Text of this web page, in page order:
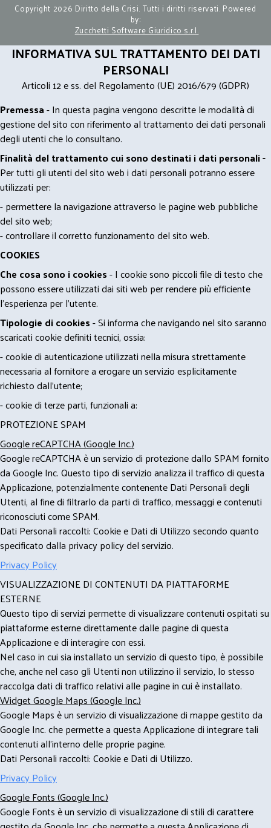
Copyright 2026 Diritto della Crisi. Tutti i diritti riservati. Powered
by:
Zucchetti Software Giuridico s.r.l.
INFORMATIVA SUL TRATTAMENTO DEI DATI
PERSONALI
Articoli 12 e ss. del Regolamento (UE) 2016/679 (GDPR)
Premessa- In questa pagina vengono descritte le modalità di
gestione del sito con riferimento al trattamento dei dati personali
degli utenti che lo consultano.
Finalità del trattamento cui sono destinati i dati personali -
Per tutti gli utenti del sito web i dati personali potranno essere
utilizzati per:
- permettere la navigazione attraverso le pagine web pubbliche
del sito web;
- controllare il corretto funzionamento del sito web.
COOKIES
Che cosa sono i cookies- I cookie sono piccoli file di testo che
possono essere utilizzati dai siti web per rendere più efficiente
l'esperienza per l'utente.
Tipologie di cookies- Si informa che navigando nel sito saranno
scaricati cookie definiti tecnici, ossia:
- cookie di autenticazione utilizzati nella misura strettamente
necessaria al fornitore a erogare un servizio esplicitamente
richiesto dall'utente;
- cookie di terze parti, funzionali a:
PROTEZIONE SPAM
Google reCAPTCHA (Google Inc.)
Google reCAPTCHA è un servizio di protezione dallo SPAM fornito
da Google Inc. Questo tipo di servizio analizza il traffico di questa
Applicazione, potenzialmente contenente Dati Personali degli
Utenti, al fine di filtrarlo da parti di traffico, messaggi e contenuti
riconosciuti come SPAM.
Dati Personali raccolti: Cookie e Dati di Utilizzo secondo quanto
specificato dalla privacy policy del servizio.
Privacy Policy
VISUALIZZAZIONE DI CONTENUTI DA PIATTAFORME
ESTERNE
Questo tipo di servizi permette di visualizzare contenuti ospitati su
piattaforme esterne direttamente dalle pagine di questa
Applicazione e di interagire con essi.
Nel caso in cui sia installato un servizio di questo tipo, è possibile
che, anche nel caso gli Utenti non utilizzino il servizio, lo stesso
raccolga dati di traffico relativi alle pagine in cui è installato.
Widget Google Maps (Google Inc.)
Google Maps è un servizio di visualizzazione di mappe gestito da
Google Inc. che permette a questa Applicazione di integrare tali
contenuti all'interno delle proprie pagine.
Dati Personali raccolti: Cookie e Dati di Utilizzo.
Privacy Policy
Google Fonts (Google Inc.)
Google Fonts è un servizio di visualizzazione di stili di carattere